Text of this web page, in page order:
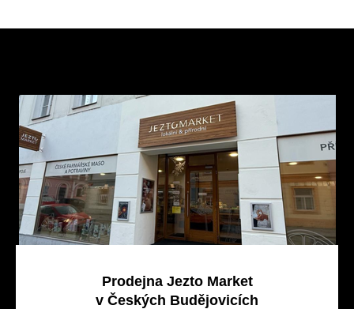
Prodejna Jezto Market
v Českých Budějovicích